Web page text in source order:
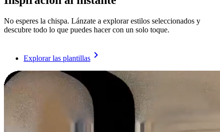
No esperes la chispa. Lánzate a explorar estilos seleccionados y
descubre todo lo que puedes hacer con un solo toque.
Explorar las plantillas